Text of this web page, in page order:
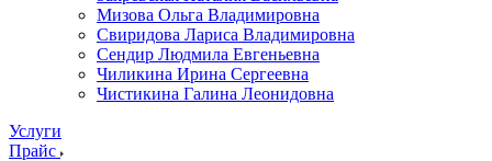
Мизова Ольга Владимировна
Свиридова Лариса Владимировна
Сендир Людмила Евгеньевна
Чиликина Ирина Сергеевна
Чистикина Галина Леонидовна
Услуги
Прайс